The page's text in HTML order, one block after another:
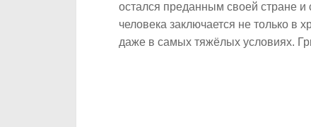
остался преданным своей стране и
человека заключается не только в
даже в самых тяжёлых условиях.